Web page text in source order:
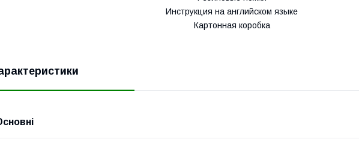
Инструкция на английском языке
Картонная коробка